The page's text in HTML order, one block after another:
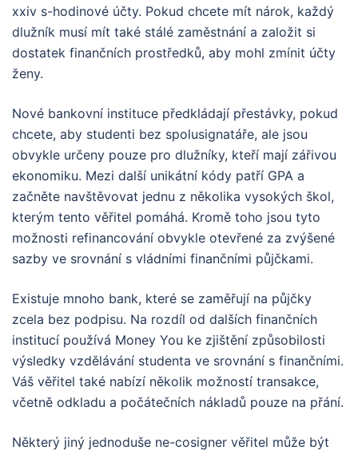
xxiv s-hodinové účty. Pokud chcete mít nárok, každý
dlužník musí mít také stálé zaměstnání a založit si
dostatek finančních prostředků, aby mohl zmínit účty
ženy.
Nové bankovní instituce předkládají přestávky, pokud
chcete, aby studenti bez spolusignatáře, ale jsou
obvykle určeny pouze pro dlužníky, kteří mají zářivou
ekonomiku. Mezi další unikátní kódy patří GPA a
začněte navštěvovat jednu z několika vysokých škol,
kterým tento věřitel pomáhá. Kromě toho jsou tyto
možnosti refinancování obvykle otevřené za zvýšené
sazby ve srovnání s vládními finančními půjčkami.
Existuje mnoho bank, které se zaměřují na půjčky
zcela bez podpisu. Na rozdíl od dalších finančních
institucí používá Money You ke zjištění způsobilosti
výsledky vzdělávání studenta ve srovnání s finančními.
Váš věřitel také nabízí několik možností transakce,
včetně odkladu a počátečních nákladů pouze na přání.
Některý jiný jednoduše ne-cosigner věřitel může být